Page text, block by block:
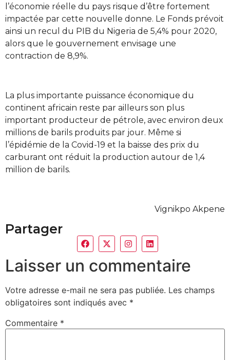
l’économie réelle du pays risque d’être fortement
impactée par cette nouvelle donne. Le Fonds prévoit
ainsi un recul du PIB du Nigeria de 5,4% pour 2020,
alors que le gouvernement envisage une
contraction de 8,9%.
La plus importante puissance économique du
continent africain reste par ailleurs son plus
important producteur de pétrole, avec environ deux
millions de barils produits par jour. Même si
l’épidémie de la Covid-19 et la baisse des prix du
carburant ont réduit la production autour de 1,4
million de barils.
Vignikpo Akpene
Partager
Laisser un commentaire
Votre adresse e-mail ne sera pas publiée. Les champs
obligatoires sont indiqués avec *
Commentaire *